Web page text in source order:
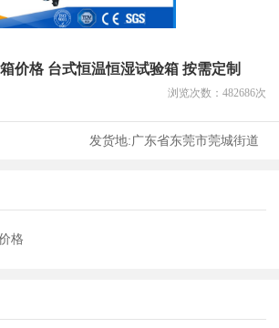
价格 台式恒温恒湿试验箱 按需定制
浏览次数： 482686次
发货地:广东省东莞市莞城街道
格